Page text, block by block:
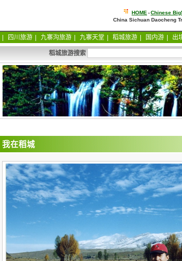
HOME -Chinese
China Sichuan Daocheng
四川旅游 九寨沟旅游 九寨天堂 稻城旅游 国内游 出
稻城旅游搜索
我在稻城